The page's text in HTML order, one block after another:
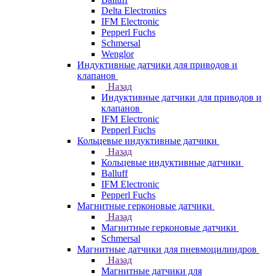
Delta Electronics
IFM Electronic
Pepperl Fuchs
Schmersal
Wenglor
Индуктивные датчики для приводов и
клапанов
Назад
Индуктивные датчики для приводов и
клапанов
IFM Electronic
Pepperl Fuchs
Кольцевые индуктивные датчики
Назад
Кольцевые индуктивные датчики
Balluff
IFM Electronic
Pepperl Fuchs
Магнитные герконовые датчики
Назад
Магнитные герконовые датчики
Schmersal
Магнитные датчики для пневмоцилиндров
Назад
Магнитные датчики для